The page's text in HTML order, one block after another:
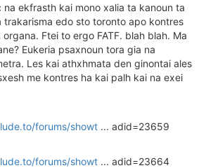
ekfrasth kai mono xalia ta kanoun ta
trakarisma edo sto toronto apo kontres
Ftei to ergo FATF. blah blah. Ma
Eukeria psaxnoun tora gia na
Les kai athxhmata den ginontai ales
me kontres ha kai palh kai na exei
forums/showt ... adid=23659
forums/showt ... adid=23664